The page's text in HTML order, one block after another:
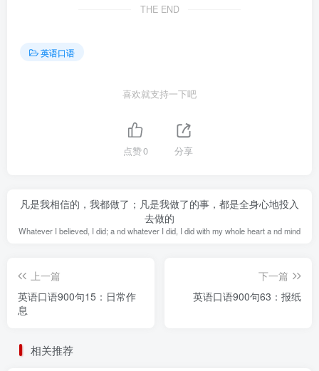
THE END
英语口语
喜欢就支持一下吧
点赞0 分享
凡是我相信的，我都做了；凡是我做了的事，都是全身心地投入
去做的
Whatever I believed, I did; a nd whatever I did, I did with my whole heart a nd mind
上一篇
英语口语900句15：日常作
息
下一篇
英语口语900句63：报纸
相关推荐